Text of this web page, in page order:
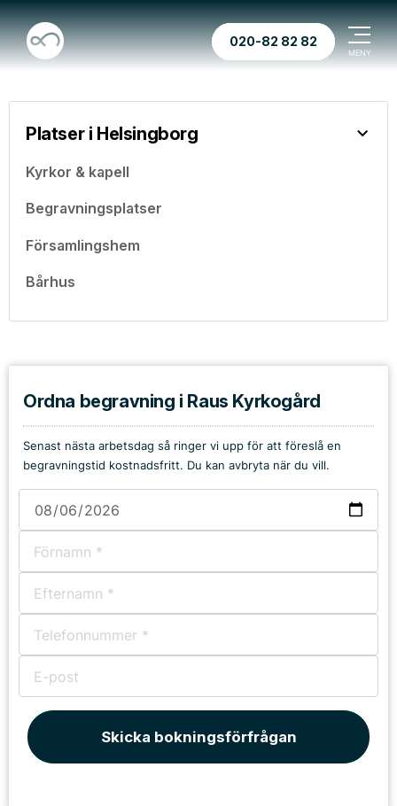
020-82 82 82
Platser i Helsingborg
Kyrkor & kapell
Begravningsplatser
Församlingshem
Bårhus
Ordna begravning i Raus Kyrkogård
Senast nästa arbetsdag så ringer vi upp för att föreslå en
begravningstid kostnadsfritt. Du kan avbryta när du vill.
Skicka bokningsförfrågan